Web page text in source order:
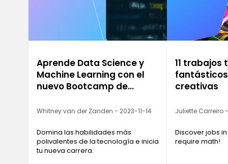
Aprende Data Science y
Machine Learning con el
nuevo Bootcamp de
Whitney van der Zanden - 2023-11-14
Domina las habilidades más
polivalentes de la tecnología e inicia
tu nueva carrera.
11 trabajos
creativas
Juliette Carreiro
Discover jobs
require math!